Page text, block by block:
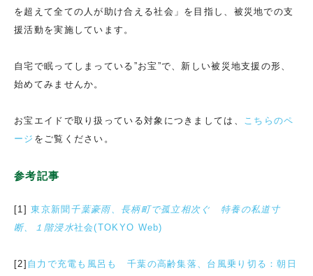
を超えて全ての人が助け合える社会」を目指し、被災地での支
援活動を実施しています。
自宅で眠ってしまっている”お宝”で、新しい被災地支援の形、
始めてみませんか。
お宝エイドで取り扱っている対象につきましては、 こちらのペ
ージ をご覧ください。
参考記事
[1]東京新聞 千葉豪雨、長柄町で孤立相次ぐ 特養の私道寸
断、１階浸水社会(TOKYO Web)
[2] 自力で充電も風呂も 千葉の高齢集落、台風乗り切る：朝日